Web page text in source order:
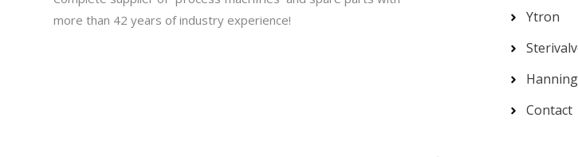
more than 42 years of industry experience!
Ytron
Contact